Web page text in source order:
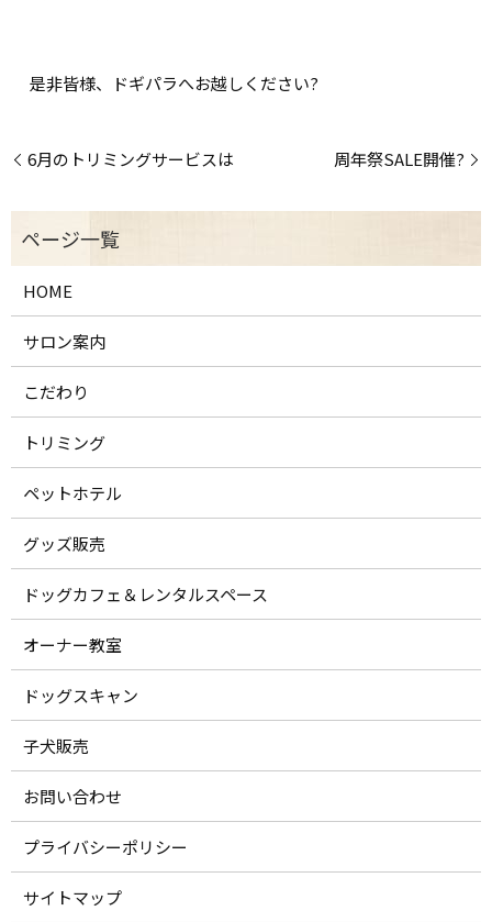
是非皆様、ドギパラへお越しください︎?︎
6月のトリミングサービスは 周年祭SALE開催?
HOME
サロン案内
こだわり
トリミング
ペットホテル
グッズ販売
ドッグカフェ＆レンタルスペース
オーナー教室
ドッグスキャン
子犬販売
お問い合わせ
プライバシーポリシー
サイトマップ